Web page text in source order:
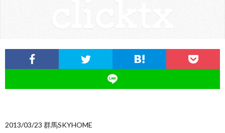
2013/03/23 群馬SKYHOME